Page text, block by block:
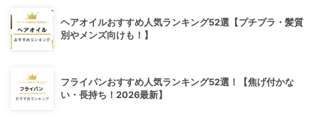
ヘアオイルおすすめ人気ランキング52選【プチプラ・髪質
別やメンズ向けも！】
フライパンおすすめ人気ランキング52選！【焦げ付かな
い・長持ち！2026最新】